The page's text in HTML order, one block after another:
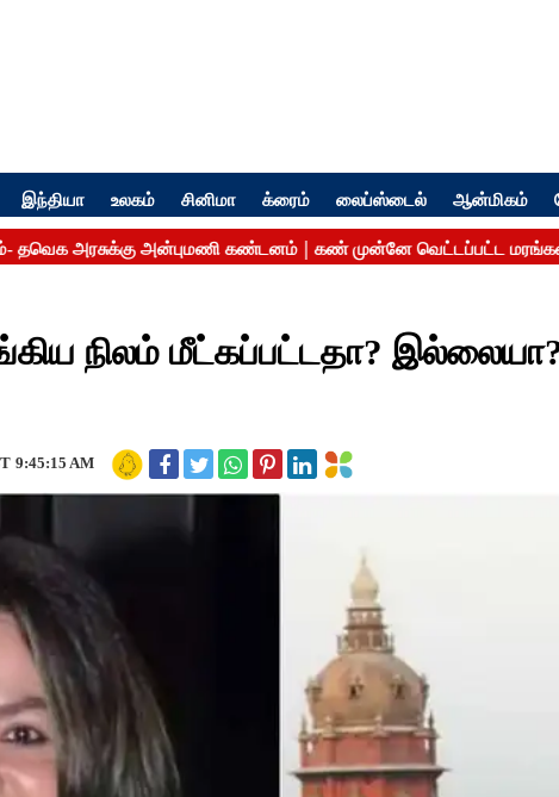
இந்தியா உலகம் சினிமா க்ரைம் லைப்ஸ்டைல் ஆன்மிகம்
நிலம் மீட்கப்பட்டதா?
9:45:15 AM